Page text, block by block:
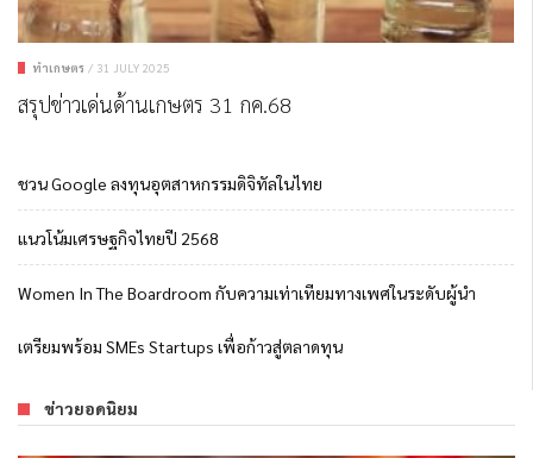
ทำเกษตร / 31 JULY 2025
สรุปข่าวเด่นด้านเกษตร 31 กค.68
ชวน Google ลงทุนอุตสาหกรรมดิจิทัลในไทย
แนวโน้มเศรษฐกิจไทยปี 2568
Women In The Boardroom กับความเท่าเทียมทางเพศในระดับผู้นำ
เตรียมพร้อม SMEs Startups เพื่อก้าวสู่ตลาดทุน
ข่าวยอดนิยม